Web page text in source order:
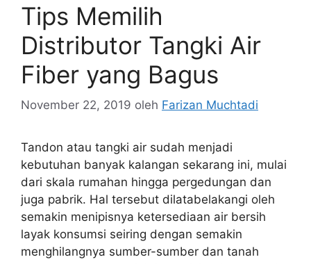
Tips Memilih
Distributor Tangki Air
Fiber yang Bagus
November 22, 2019 oleh Farizan Muchtadi
Tandon atau tangki air sudah menjadi
kebutuhan banyak kalangan sekarang ini, mulai
dari skala rumahan hingga pergedungan dan
juga pabrik. Hal tersebut dilatabelakangi oleh
semakin menipisnya ketersediaan air bersih
layak konsumsi seiring dengan semakin
menghilangnya sumber-sumber dan tanah